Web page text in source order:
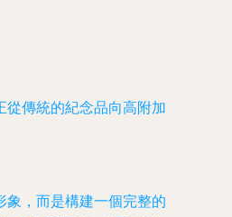
傳統的紀念品向高附加
，而是構建一個完整的